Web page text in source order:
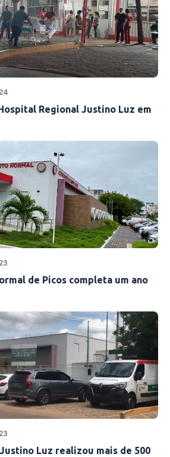
Regional Justino Luz em
de Picos completa um ano
Luz realizou mais de 500